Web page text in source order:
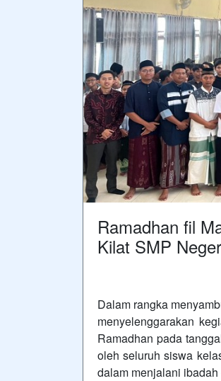
Ramadhan fil
Kilat SMP
Dalam rangka
menyelenggarakan
Ramadhan pada
oleh seluruh siswa
dalam menjalani